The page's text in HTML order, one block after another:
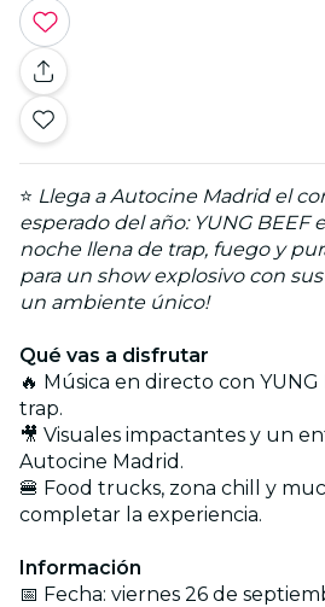
⭐ Llega a Autocine Madrid el
esperado del año: YUNG BEEF
noche llena de trap, fuego y
para un show explosivo con
un ambiente único!
Qué vas a disfrutar
🔥 Música en directo con YUNG
trap.
🎥 Visuales impactantes y un
Autocine Madrid.
🍔 Food trucks, zona chill y
completar la experiencia.
Información
📅 Fecha: viernes 26 de